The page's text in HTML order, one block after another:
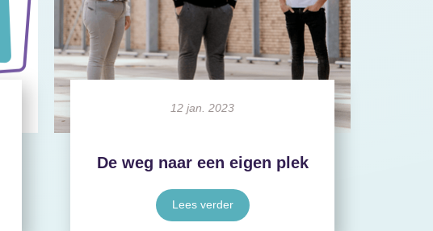
De weg naar een eigen plek
12 jan. 2023
Lees verder